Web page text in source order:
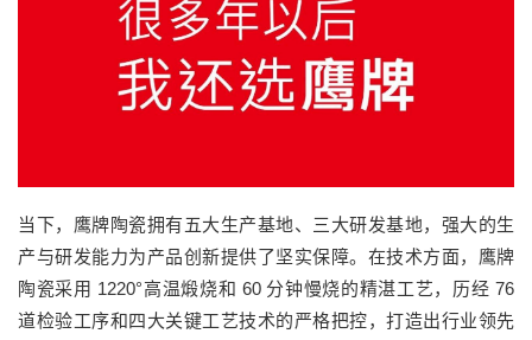
当下，鹰牌陶瓷拥有五大生产基地、三大研发基地，强大的生
产与研发能力为产品创新提供了坚实保障。在技术方面，鹰牌
陶瓷采用 1220°高温煅烧和 60 分钟慢烧的精湛工艺，历经 76
道检验工序和四大关键工艺技术的严格把控，打造出行业领先